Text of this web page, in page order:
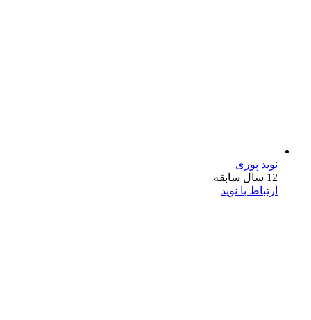
نوید پوری
12 سال سابقه
ارتباط با نوید